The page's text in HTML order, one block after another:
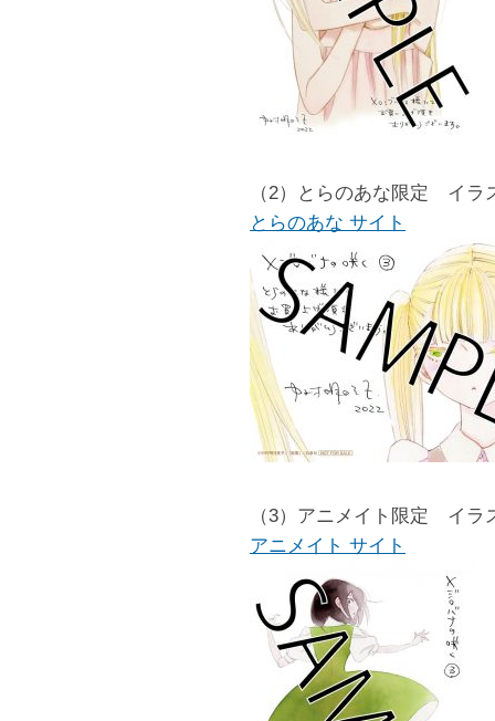
（2）とらのあな限定 イラ
とらのあな サイト
（3）アニメイト限定 イラ
アニメイト サイト